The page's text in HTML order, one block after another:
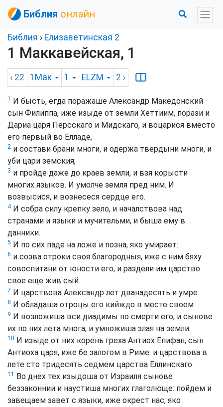
Библия онлайн
Библия › Елизаветинская 2
1 Маккавейская, 1
‹ 22 1Мак 1 ELZM 2 ›
1
И бысть, егда поражаше Александр Македонский
сын Филиппа, иже изыде от земли Хеттиим, порази и
Дариа царя Персскаго и Мидскаго, и воцарися вместо
его первый во Елладе,
2 и состави брани многи, и одержа твердыни многи, и
уби цари земския,
3 и пройде даже до краев земли, и взя корысти
многих языков. И умолче земля пред ним. И
возвысися, и вознесеся сердце его.
4И собра силу крепку зело, и началствова над
странами и языки и мучительми, и быша ему в
данники.
5 И по сих паде на ложе и позна, яко умирает:
6 и созва отроки своя благородныя, иже с ним бяху
совоспитани от юности его, и раздели им царство
свое еще жив сый.
7 И царствова Александр лет дванадесять и умре.
8 И обладаша отроцы его кийждо в месте своем.
9 И возложиша вси диадимы по смерти его, и сынове
их по них лета многа, и умножиша злая на земли.
10 И изыде от них корень греха Антиох Епифан, сын
Антиоха царя, иже бе залогом в Риме: и царствова в
лете сто тридесять седмем царства Еллинскаго.
11
Во днех тех изыдоша от Израиля сынове
беззаконнии и наустиша многих глаголюще: пойдем и
завещаем завет с языки, иже окрест нас, яко